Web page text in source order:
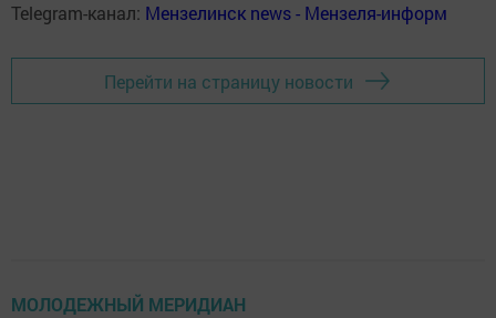
Telegram-канал: Мензелинск news - Мензеля-информ
Перейти на страницу новости
МОЛОДЕЖНЫЙ МЕРИДИАН